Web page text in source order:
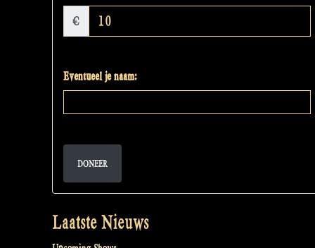
€
Eventueel je naam:
DONEER
Laatste Nieuws